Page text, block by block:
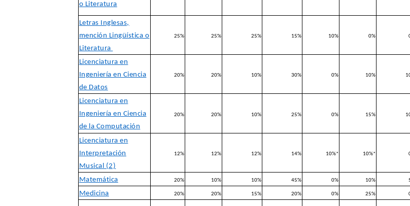
o Literatura
Letras Inglesas,
mención Lingüística o
Literatura
25% 25% 25% 15% 10% 0%
Licenciatura en
Ingeniería en Ciencia
de Datos
20% 20% 10% 30% 0% 10%
Licenciatura en
Ingeniería en Ciencia
de la Computación
20% 20% 10% 25% 0% 15%
Licenciatura en
Interpretación
Musical (2)
12% 12% 12% 14% 10%* 10%*
Matemática 20% 10% 10% 45% 0% 10%
Medicina 20% 20% 15% 20% 0% 25%